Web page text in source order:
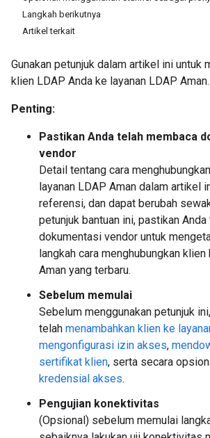
Langkah berikutnya
Artikel terkait
Gunakan petunjuk dalam artikel ini untuk
klien LDAP Anda ke layanan LDAP Aman.
Penting:
Pastikan Anda telah membaca
vendor
Detail tentang cara
layanan LDAP Aman dalam artikel
referensi, dan dapat berubah
petunjuk bantuan ini, pastikan
dokumentasi vendor untuk
langkah cara menghubungkan klien
Aman yang terbaru.
Sebelum memulai
Sebelum menggunakan petunjuk
telah menambahkan klien ke
mengonfigurasi izin akses,
sertifikat klien, serta secara
kredensial akses.
Pengujian konektivitas
(Opsional) sebelum memulai